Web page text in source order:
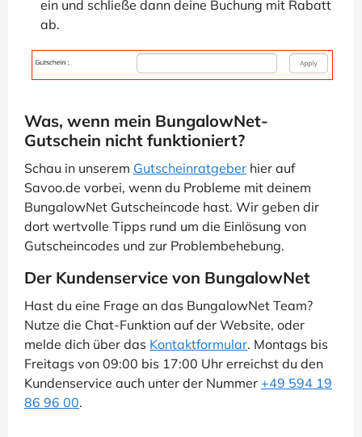
ein und schließe dann deine Buchung mit Rabatt
ab.
Was, wenn mein BungalowNet-
Gutschein nicht funktioniert?
Schau in unserem Gutscheinratgeber hier auf
Savoo.de vorbei, wenn du Probleme mit deinem
BungalowNet Gutscheincode hast. Wir geben dir
dort wertvolle Tipps rund um die Einlösung von
Gutscheincodes und zur Problembehebung.
Der Kundenservice von BungalowNet
Hast du eine Frage an das BungalowNet Team?
Nutze die Chat-Funktion auf der Website, oder
melde dich über das Kontaktformular. Montags bis
Freitags von 09:00 bis 17:00 Uhr erreichst du den
Kundenservice auch unter der Nummer +49 594 19
86 96 00.